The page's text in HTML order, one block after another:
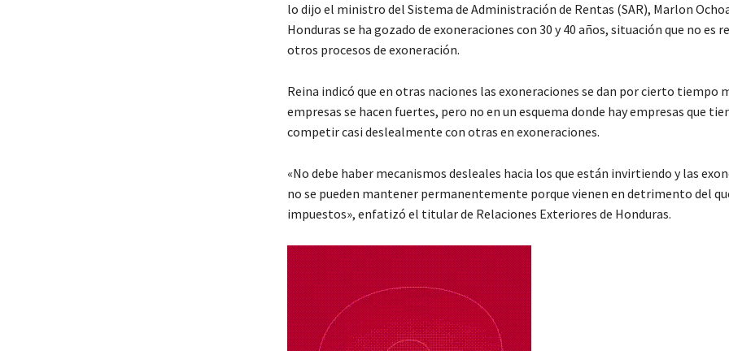
lo dijo el ministro del Sistema de Administración de Rentas (SAR), Marlon
Honduras se ha gozado de exoneraciones con 30 y 40 años, situación que no es
otros procesos de exoneración.
Reina indicó que en otras naciones las exoneraciones se dan por cierto tiempo
empresas se hacen fuertes, pero no en un esquema donde hay empresas que
competir casi deslealmente con otras en exoneraciones.
«No debe haber mecanismos desleales hacia los que están invirtiendo y las
no se pueden mantener permanentemente porque vienen en detrimento del
impuestos», enfatizó el titular de Relaciones Exteriores de Honduras.